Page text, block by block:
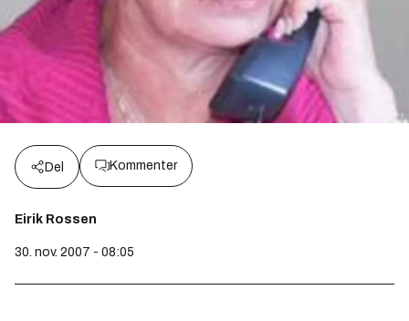
Del Kommenter
Eirik Rossen
30. nov. 2007 - 08:05